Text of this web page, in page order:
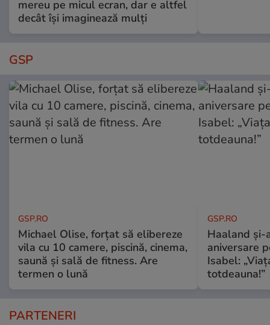
mereu pe micul ecran, dar e altfel
decât își imaginează mulți
GSP
GSP.RO
Michael Olise, forțat să elibereze
vila cu 10 camere, piscină, cinema,
saună și sală de fitness. Are
termen o lună
GSP.RO
Haaland
aniversare
Isabel:
totdeauna!”
PARTENERI